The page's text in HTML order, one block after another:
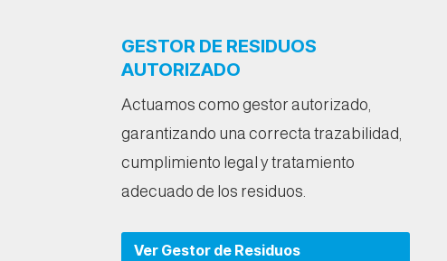
GESTOR DE RESIDUOS
AUTORIZADO
Actuamos como gestor autorizado,
garantizando una correcta trazabilidad,
cumplimiento legal y tratamiento
adecuado de los residuos.
Ver Gestor de Residuos